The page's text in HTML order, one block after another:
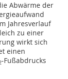
Abwärme der
Jahresverlauf
zu einer
wirkt sich
einen
-Fußabdrucks